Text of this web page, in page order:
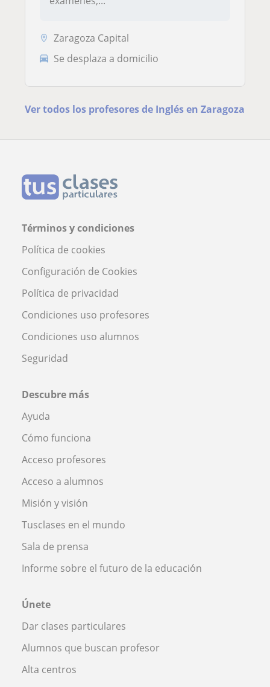
Zaragoza Capital
Se desplaza a domicilio
Ver todos los profesores de Inglés en Zaragoza
Términos y condiciones
Política de cookies
Configuración de Cookies
Política de privacidad
Condiciones uso profesores
Condiciones uso alumnos
Seguridad
Descubre más
Ayuda
Cómo funciona
Acceso profesores
Acceso a alumnos
Misión y visión
Tusclases en el mundo
Sala de prensa
Informe sobre el futuro de la educación
Únete
Dar clases particulares
Alumnos que buscan profesor
Alta centros